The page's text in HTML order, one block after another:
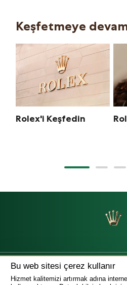
Keşfetmeye
Rolex'i Keşfedin
Bu web sitesi çerez kullanır
Hizmet kalitemizi artırmak adına